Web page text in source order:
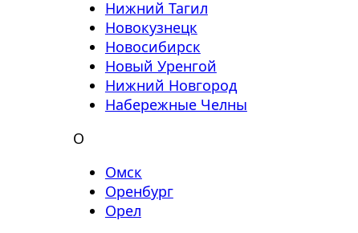
Нижний Тагил
Новокузнецк
Новосибирск
Новый Уренгой
Нижний Новгород
Набережные Челны
О
Омск
Оренбург
Орел